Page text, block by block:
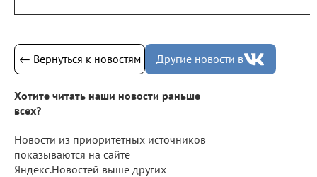
← Вернуться к новостям Другие новости в
Хотите читать наши новости раньше
всех?
Новости из приоритетных источников
показываются на сайте
Яндекс.Новостей выше других